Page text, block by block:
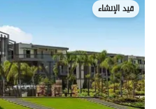
قيد الإنشاء